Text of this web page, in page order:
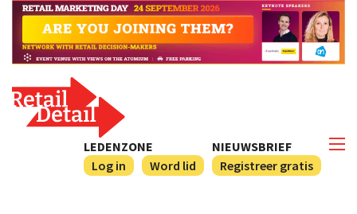
NIEUWSBRIEF
Registreer gratis
LEDENZONE
Log in
Word lid